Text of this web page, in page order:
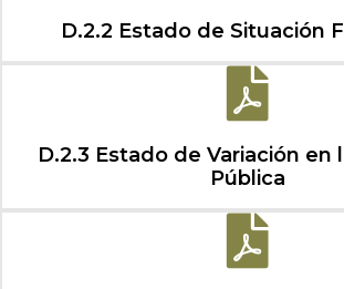
D.2.2 Estado de Situación
D.2.3 Estado de Variación en
Pública